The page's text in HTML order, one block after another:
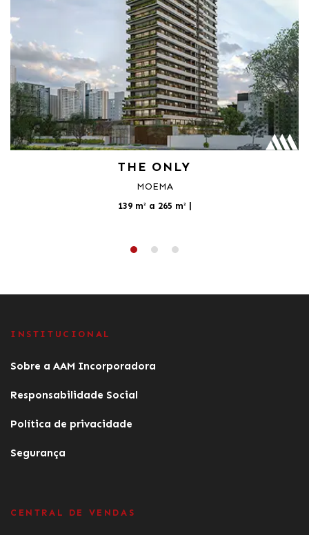
THE ONLY
MOEMA
139 m² a 265 m²
INSTITUCIONAL
Sobre a AAM Incorporadora
Responsabilidade Social
Política de privacidade
Segurança
CENTRAL DE VENDAS